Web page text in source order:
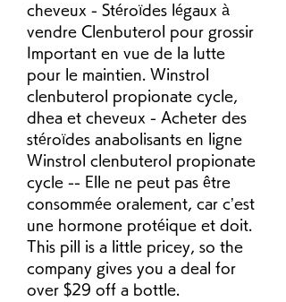
cheveux - Stéroïdes légaux à
vendre Clenbuterol pour grossir
Important en vue de la lutte
pour le maintien. Winstrol
clenbuterol propionate cycle,
dhea et cheveux - Acheter des
stéroïdes anabolisants en ligne
Winstrol clenbuterol propionate
cycle -- Elle ne peut pas être
consommée oralement, car c’est
une hormone protéique et doit.
This pill is a little pricey, so the
company gives you a deal for
over $29 off a bottle.